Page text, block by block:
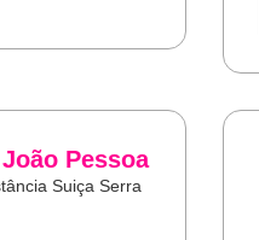
Pessoa
Suiça Serra